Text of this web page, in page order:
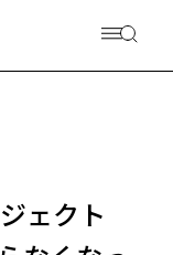
ェクト